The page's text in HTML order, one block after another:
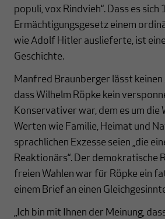
populi, vox Rindvieh“. Dass es
Ermächtigungsgesetz einem
wie Adolf Hitler auslieferte, ist
Geschichte.
Manfred Braunberger lässt
dass Wilhelm Röpke kein
Konservativer war, dem es um die
Werten wie Familie, Heimat und
sprachlichen Exzesse seien „die
Reaktionärs“. Der demokratische
freien Wahlen war für Röpke ein
einem Brief an einen
„Ich bin mit Ihnen der Meinung,